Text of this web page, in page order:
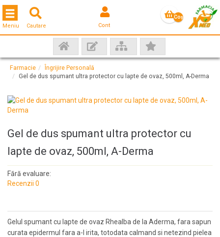
Cautare Cont
Coş
Toggle navigation
Meniu
Farmacie
Îngrijire Personală
Gel de dus spumant ultra protector cu lapte de ovaz, 500ml, A-Derma
Gel de dus spumant ultra protector cu
lapte de ovaz, 500ml, A-Derma
Fără evaluare:
Recenzii 0
Gelul spumant cu lapte de ovaz Rhealba de la Aderma, fara sapun
curata epidermul fara a-l irita, totodata calmand si netezind pielea